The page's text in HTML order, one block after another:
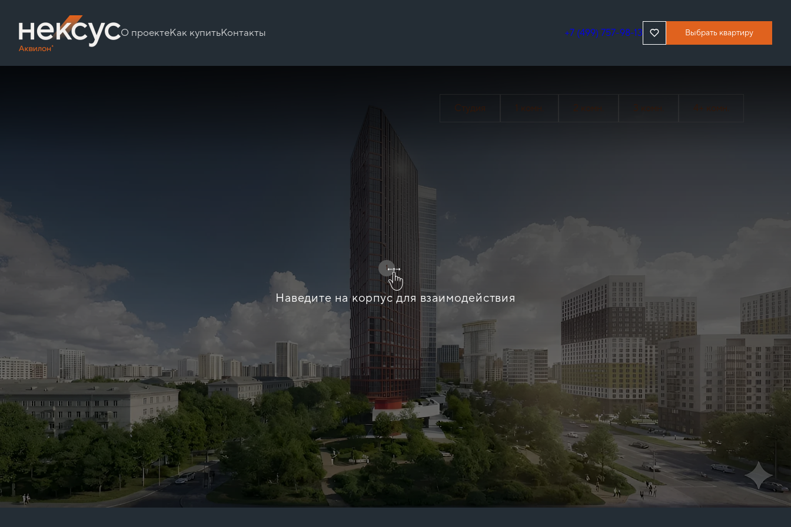
О проектеКак купитьКонтакты +7 (499) 757-98-13 Выбрать квартиру
Студия 1 комн. 2 комн. 3 комн. 4+ комн.
1
Наведите на корпус для взаимодействия